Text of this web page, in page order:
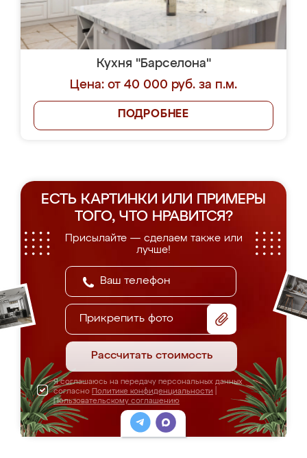
Кухня "Барселона"
Цена: от 40 000 руб. за п.м.
ПОДРОБНЕЕ
ЕСТЬ КАРТИНКИ ИЛИ ПРИМЕРЫ
ТОГО, ЧТО НРАВИТСЯ?
Присылайте — сделаем также или
лучше!
Прикрепить фото
Рассчитать стоимость
Я соглашаюсь на передачу персональных данных
согласно Политике конфиденциальности
Пользовательскому соглашению